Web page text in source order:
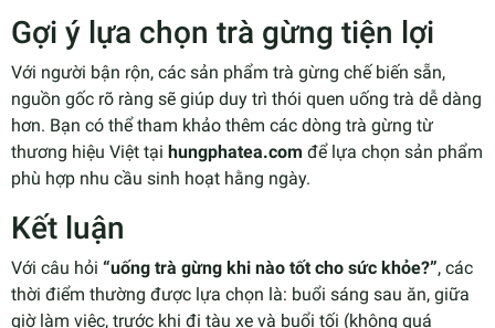
Gợi ý lựa chọn trà gừng tiện lợi
Với người bận rộn, các sản phẩm trà gừng chế biến sẵn,
nguồn gốc rõ ràng sẽ giúp duy trì thói quen uống trà dễ dàng
hơn. Bạn có thể tham khảo thêm các dòng trà gừng từ
thương hiệu Việt tại hungphatea.com để lựa chọn sản phẩm
phù hợp nhu cầu sinh hoạt hằng ngày.
Kết luận
Với câu hỏi “uống trà gừng khi nào tốt cho sức khỏe?”, các
thời điểm thường được lựa chọn là: buổi sáng sau ăn, giữa
giờ làm việc, trước khi đi tàu xe và buổi tối (không quá